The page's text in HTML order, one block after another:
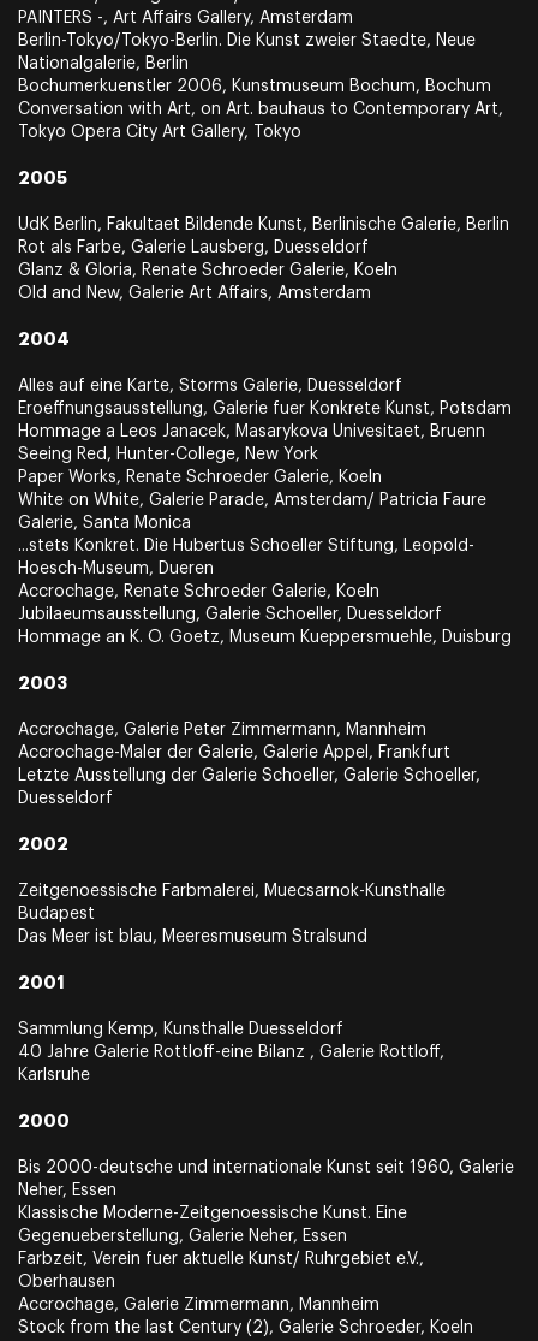
PAINTERS -, Art Affairs Gallery, Amsterdam
Berlin-Tokyo/Tokyo-Berlin. Die Kunst zweier Staedte, Neue
Nationalgalerie, Berlin
Bochumerkuenstler 2006, Kunstmuseum Bochum, Bochum
Conversation with Art, on Art. bauhaus to Contemporary Art,
Tokyo Opera City Art Gallery, Tokyo
2005
UdK Berlin, Fakultaet Bildende Kunst, Berlinische Galerie, Berlin
Rot als Farbe, Galerie Lausberg, Duesseldorf
Glanz & Gloria, Renate Schroeder Galerie, Koeln
Old and New, Galerie Art Affairs, Amsterdam
2004
Alles auf eine Karte, Storms Galerie, Duesseldorf
Eroeffnungsausstellung, Galerie fuer Konkrete Kunst, Potsdam
Hommage a Leos Janacek, Masarykova Univesitaet, Bruenn
Seeing Red, Hunter-College, New York
Paper Works, Renate Schroeder Galerie, Koeln
White on White, Galerie Parade, Amsterdam/ Patricia Faure
Galerie, Santa Monica
...stets Konkret. Die Hubertus Schoeller Stiftung, Leopold-
Hoesch-Museum, Dueren
Accrochage, Renate Schroeder Galerie, Koeln
Jubilaeumsausstellung, Galerie Schoeller, Duesseldorf
Hommage an K. O. Goetz, Museum Kueppersmuehle, Duisburg
2003
Accrochage, Galerie Peter Zimmermann, Mannheim
Accrochage-Maler der Galerie, Galerie Appel, Frankfurt
Letzte Ausstellung der Galerie Schoeller, Galerie Schoeller,
Duesseldorf
2002
Zeitgenoessische Farbmalerei, Muecsarnok-Kunsthalle
Budapest
Das Meer ist blau, Meeresmuseum Stralsund
2001
Sammlung Kemp, Kunsthalle Duesseldorf
40 Jahre Galerie Rottloff-eine Bilanz , Galerie Rottloff,
Karlsruhe
2000
Bis 2000-deutsche und internationale Kunst seit 1960, Galerie
Neher, Essen
Klassische Moderne-Zeitgenoessische Kunst. Eine
Gegenueberstellung, Galerie Neher, Essen
Farbzeit, Verein fuer aktuelle Kunst/ Ruhrgebiet e.V.,
Oberhausen
Accrochage, Galerie Zimmermann, Mannheim
Stock from the last Century (2), Galerie Schroeder, Koeln